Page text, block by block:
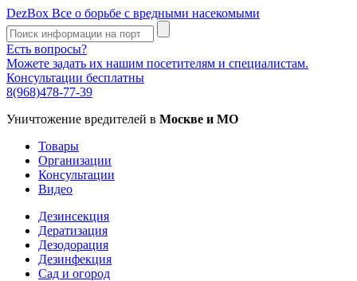
DezBox Все о борьбе с вредными насекомыми
Есть вопросы?
Можете задать их нашим посетителям и специалистам.
Консультации бесплатны
8(968)478-77-39
Уничтожение вредителей в Москве и МО
Товары
Организации
Консультации
Видео
Дезинсекция
Дератизация
Дезодорация
Дезинфекция
Сад и огород